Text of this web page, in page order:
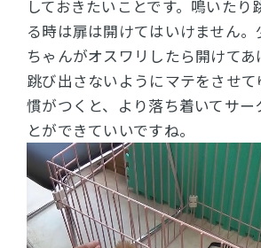
しておきたいことです。 鳴いたり
る時は扉は開けてはいけません
ちゃんがオスワリしたら開けてあ
跳び出さないようにマテをさせ
慣がつくと、より落ち着いてサー
とができていいですね。